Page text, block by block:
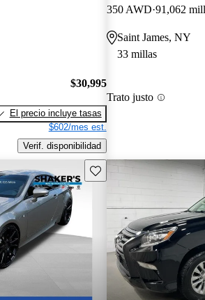
$30,995
El precio incluye tasas
$602/mes est.
Verif. disponibilidad
350 AWD 91,062
Saint James, NY
33 millas
Trato justo
Guarda este Aviso